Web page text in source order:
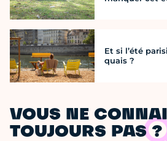
Et si l’été
quais ?
VOUS NE
TOUJOURS PAS ?